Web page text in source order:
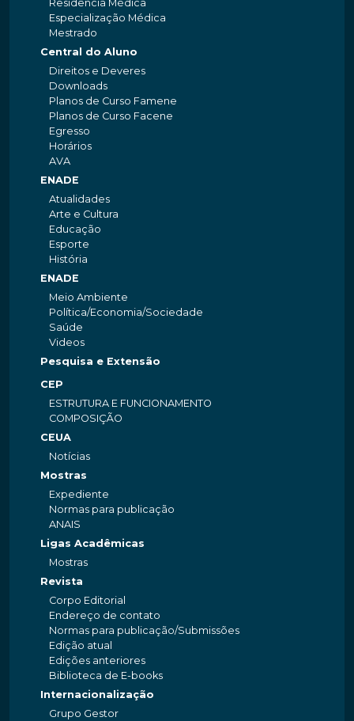
Residência Médica
Especialização Médica
Mestrado
Central do Aluno
Direitos e Deveres
Downloads
Planos de Curso Famene
Planos de Curso Facene
Egresso
Horários
AVA
ENADE
Atualidades
Arte e Cultura
Educação
Esporte
História
ENADE
Meio Ambiente
Política/Economia/Sociedade
Saúde
Videos
Pesquisa e Extensão
CEP
ESTRUTURA E FUNCIONAMENTO
COMPOSIÇÃO
CEUA
Notícias
Mostras
Expediente
Normas para publicação
ANAIS
Ligas Acadêmicas
Mostras
Revista
Corpo Editorial
Endereço de contato
Normas para publicação/Submissões
Edição atual
Edições anteriores
Biblioteca de E-books
Internacionalização
Grupo Gestor